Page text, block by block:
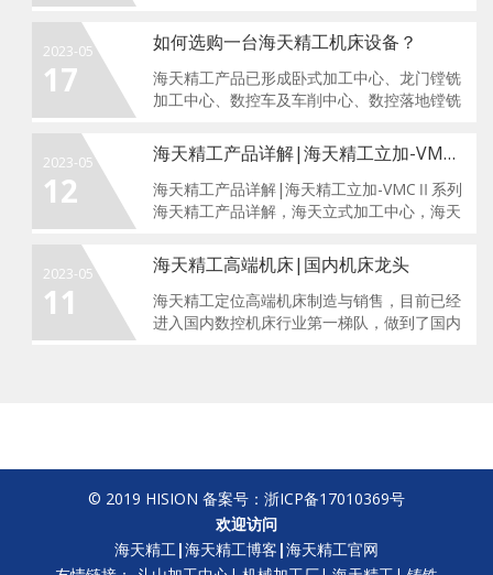
配...
2023-05
17
如何选购一台海天精工机床设备？
海天精工产品已形成卧式加工中心、龙门镗铣
加工中心、数控车及车削中心、数控落地镗铣
购...
2023-05
12
海天精工产品详解|海天精工立加-VMCⅡ系列
海天精工产品详解|海天精工立加-VMCⅡ系列
海天精工产品详解，海天立式加工中心，海天
2023-05
11
海天精工高端机床|国内机床龙头
海天精工定位高端机床制造与销售，目前已经
进入国内数控机床行业第一梯队，做到了国内
© 2019 HISION 备案号： 浙ICP备17010369号
欢迎访问
海天精工|海天精工博客 |海天精工官网